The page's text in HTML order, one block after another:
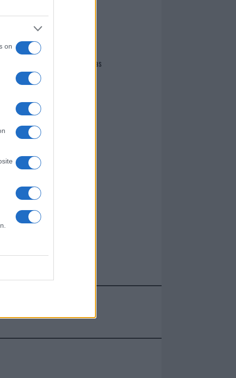
on
Giovannimaria Cabras